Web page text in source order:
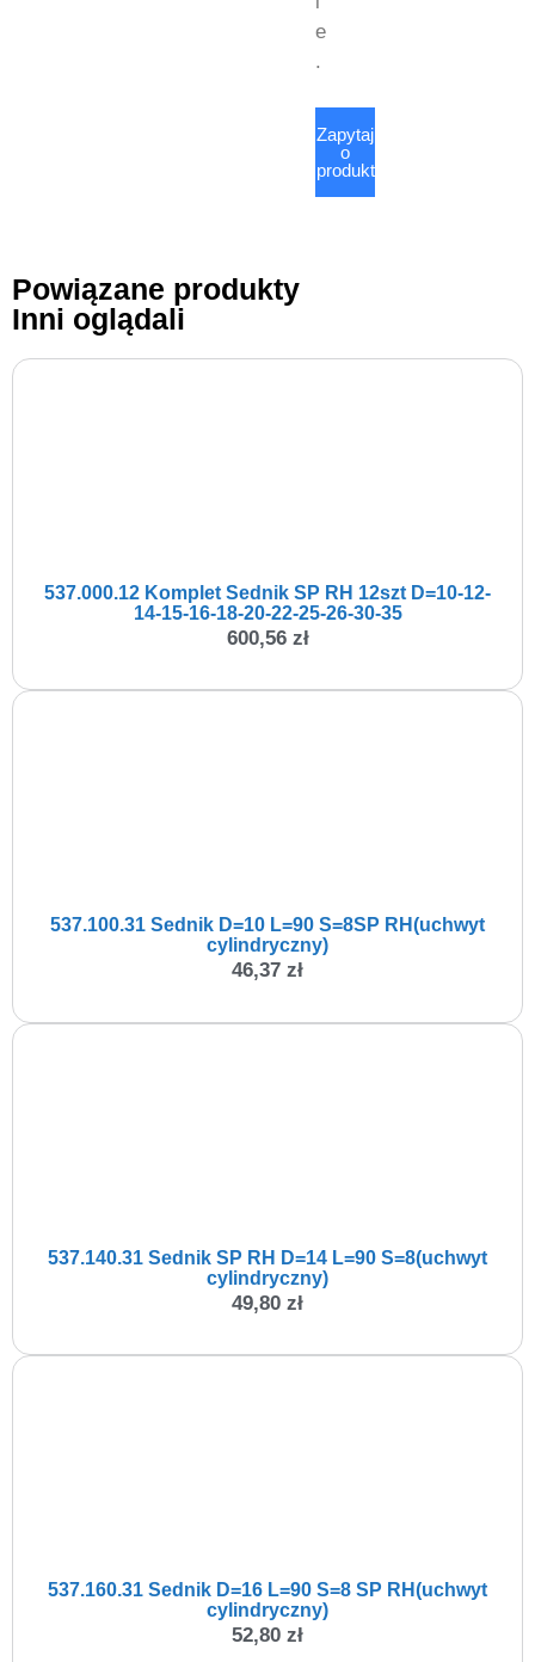
e
.
Zapytaj
o
produkt
Powiązane produkty
Inni oglądali
537.000.12 Komplet Sednik SP RH 12szt D=10-12-
14-15-16-18-20-22-25-26-30-35
600,56 zł
537.100.31 Sednik D=10 L=90 S=8SP RH(uchwyt
cylindryczny)
46,37 zł
537.140.31 Sednik SP RH D=14 L=90 S=8(uchwyt
cylindryczny)
49,80 zł
537.160.31 Sednik D=16 L=90 S=8 SP RH(uchwyt
cylindryczny)
52,80 zł